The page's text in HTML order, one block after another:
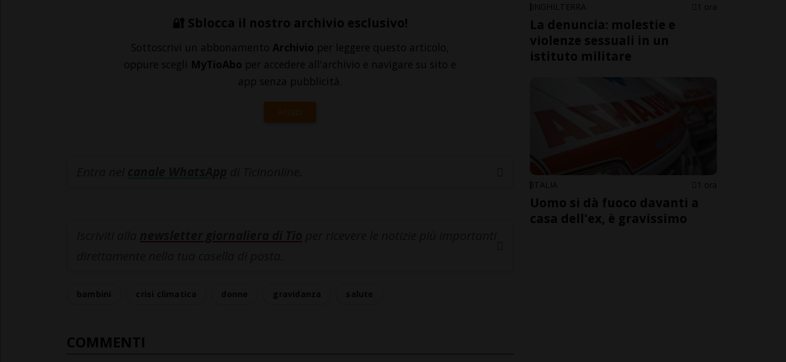
🔐 Sblocca il nostro archivio esclusivo!
Sottoscrivi un abbonamento Archivio per leggere questo articolo,
oppure scegli MyTioAbo per accedere all'archivio e navigare su sito e
app senza pubblicità.
ACCEDI
COMMENTI
INGHILTERRA 1 ora
La denuncia: molestie e
violenze sessuali in un
istituto militare
ITALIA 1 ora
Uomo si dà fuoco davanti a
casa dell'ex, è gravissimo